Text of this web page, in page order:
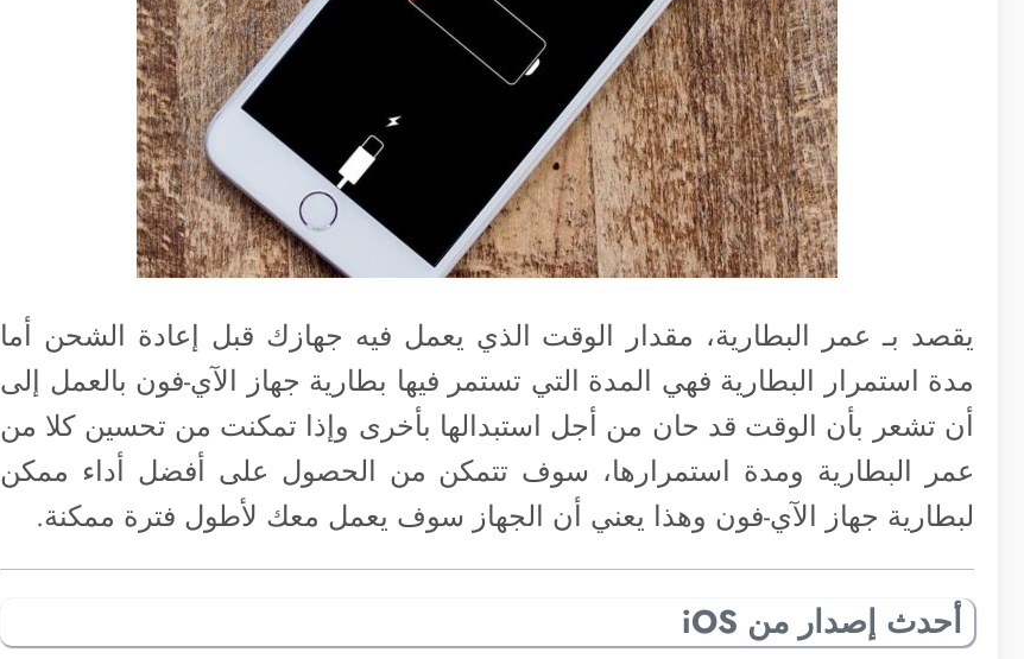
يقصد بـ عمر البطارية، مقدار الوقت الذي يعمل فيه جهازك قبل إعادة الشحن أما
مدة استمرار البطارية فهي المدة التي تستمر فيها بطارية جهاز الآي-فون بالعمل إلى
أن تشعر بأن الوقت قد حان من أجل استبدالها بأخرى وإذا تمكنت من تحسين كلا من
عمر البطارية ومدة استمرارها، سوف تتمكن من الحصول على أفضل أداء ممكن
لبطارية جهاز الآي-فون وهذا يعني أن الجهاز سوف يعمل معك لأطول فترة ممكنة.
أحدث إصدار من iOS